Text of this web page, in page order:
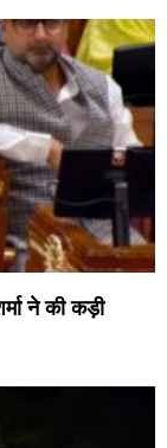
ने की कड़ी